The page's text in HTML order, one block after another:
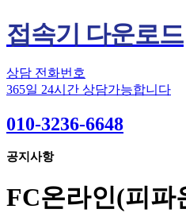
접속기 다운로드
상담 전화번호
365일 24시간 상담가능합니다
010-3236-6648
공지사항
FC온라인(피파